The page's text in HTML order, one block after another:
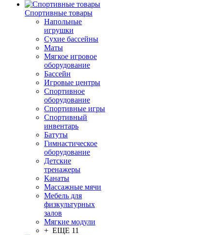
Спортивные товары
Напольные
игрушки
Сухие бассейны
Маты
Мягкое игровое
оборудование
Бассейн
Игровые центры
Спортивное
оборудование
Спортивные игры
Спортивный
инвентарь
Батуты
Гимнастическое
оборудование
Детские
тренажеры
Канаты
Массажные мячи
Мебель для
физкультурных
залов
Мягкие модули
+ ЕЩЕ 11